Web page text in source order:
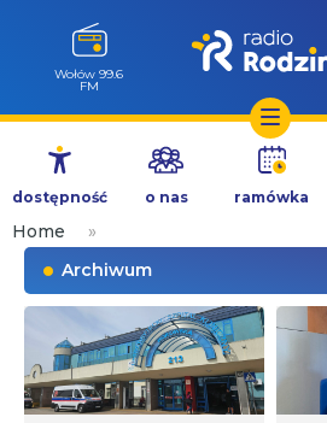
Przejdź
treści
Wołów 99.6
FM
dostępność o nas ramówka
Home
»
Archiwum